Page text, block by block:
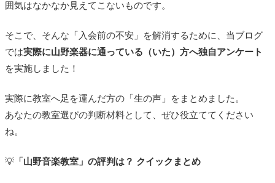
囲気はなかなか見えてこないものです。
そこで、そんな「入会前の不安」を解消するために、当ブログ
では実際に山野楽器に通っている（いた）方へ独自アンケート
を実施しました！
実際に教室へ足を運んだ方の「生の声」をまとめました。
あなたの教室選びの判断材料として、ぜひ役立ててください
ね。
💡 「山野音楽教室」の評判は？ クイックまとめ